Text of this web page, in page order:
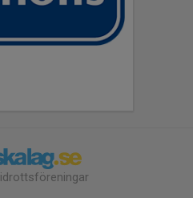
idrottsföreningar